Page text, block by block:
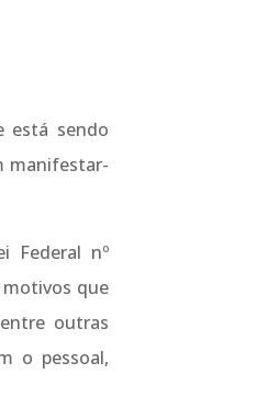
está sendo
manifestar-
Federal nº
motivos que
outras
o pessoal,